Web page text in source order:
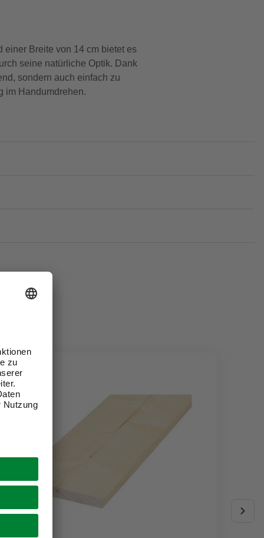
einer Breite von 14 cm bietet es
seine natürliche Optik. Dank
sondern auch einfach zu
im Handumdrehen.